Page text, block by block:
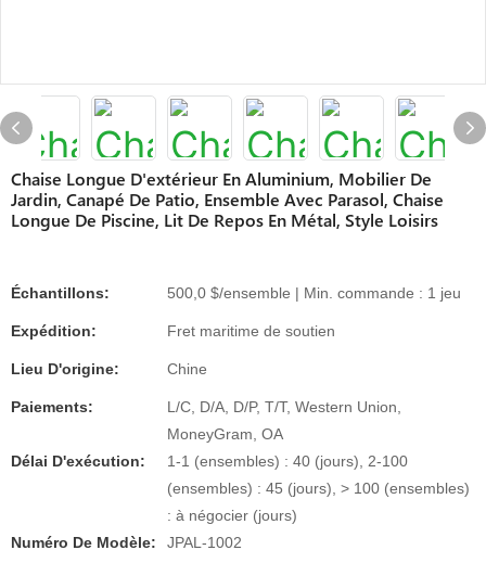
Chaise Longue D'extérieur En Aluminium, Mobilier De
Jardin, Canapé De Patio, Ensemble Avec Parasol, Chaise
Longue De Piscine, Lit De Repos En Métal, Style Loisirs
Échantillons: 500,0 $/ensemble | Min. commande : 1 jeu
Expédition: Fret maritime de soutien
Lieu D'origine: Chine
Paiements:
L/C, D/A, D/P, T/T, Western Union,
MoneyGram, OA
Délai D'exécution:
1-1 (ensembles) : 40 (jours), 2-100
(ensembles) : 45 (jours), > 100 (ensembles)
: à négocier (jours)
Numéro De Modèle:
JPAL-1002